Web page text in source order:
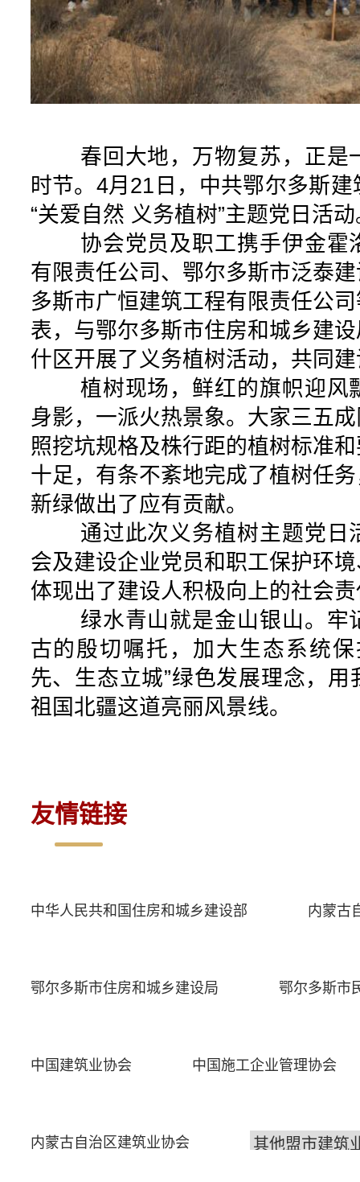
春回大地，万物复苏，正是
时节。4月21日，中共鄂尔多斯
“关爱自然 义务植树”主题党日活动
协会党员及职工携手伊金霍
有限责任公司、鄂尔多斯市泛泰
多斯市广恒建筑工程有限责任公
表，与鄂尔多斯市住房和城乡建
什区开展了义务植树活动，共同
植树现场，鲜红的旗帜迎风
身影，一派火热景象。大家三五
照挖坑规格及株行距的植树标准
十足，有条不紊地完成了植树任
新绿做出了应有贡献。
通过此次义务植树主题党日
会及建设企业党员和职工保护环
体现出了建设人积极向上的社会
绿水青山就是金山银山。牢
古的殷切嘱托，加大生态系统
先、生态立城”绿色发展理念，
祖国北疆这道亮丽风景线。
友情链接
中华人民共和国住房和城乡建设部 内蒙古
鄂尔多斯市住房和城乡建设局 鄂尔多斯市
中国建筑业协会 中国施工企业管理协会
内蒙古自治区建筑业协会